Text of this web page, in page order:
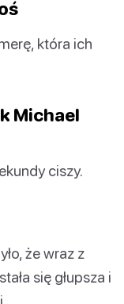
która ich
Michael
ciszy.
że wraz z
się głupsza i